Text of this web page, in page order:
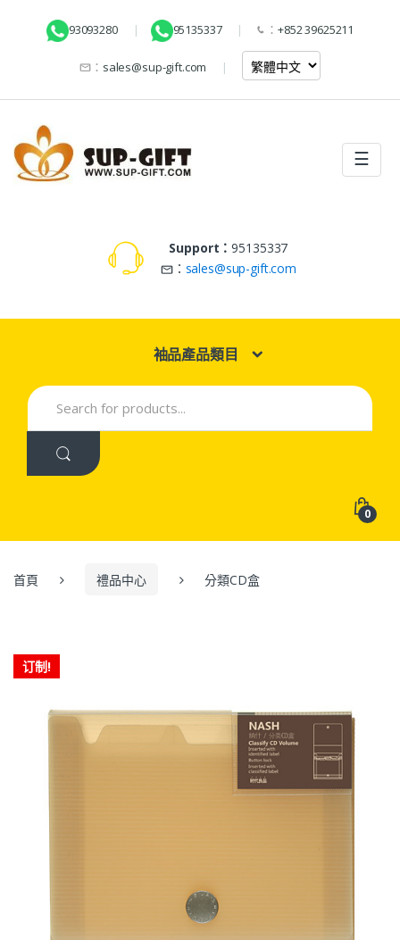
93093280 95135337 ： +852 39625211
： sales@sup-gift.com
☰
Support：95135337
： sales@sup-gift.com
袖品產品類目
Search
for:
0
首頁 禮品中心 分類CD盒
订制!